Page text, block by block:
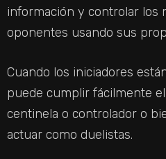
información y controlar los
oponentes usando sus
Cuando los iniciadores
puede cumplir fácilmente
centinela o controlador o
actuar como duelistas.